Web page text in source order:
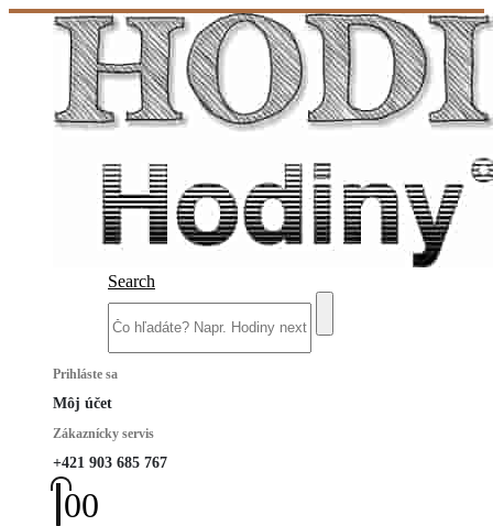
Search
Prihláste sa
Môj účet
Zákaznícky servis
+421 903 685 767
00